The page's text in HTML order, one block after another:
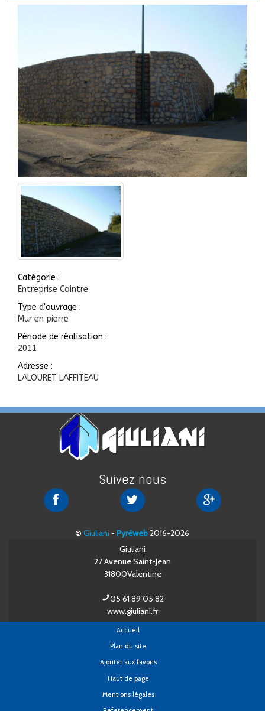
Catégorie :
Entreprise Cointre
Type d'ouvrage :
Mur en pierre
Période de réalisation :
2011
Adresse :
LALOURET LAFFITEAU
Suivez nous
Giuliani
Giuliani
Giuliani
©Giuliani - Pyréweb2016-2026
Giuliani
27 Avenue Saint-Jean
31800Valentine
05 61 89 05 82
www.giuliani.fr
Accueil
Plan du site
Ajouter aux favoris
Haut de page
Mentions légales